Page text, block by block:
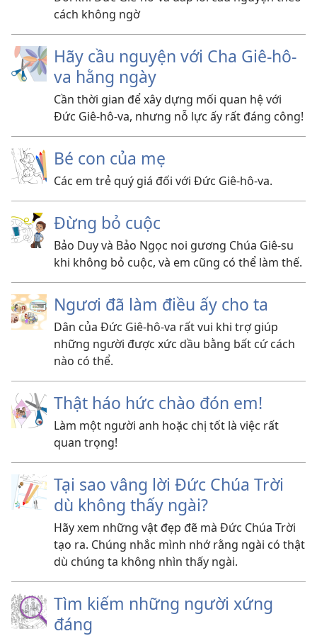
cách không ngờ
Hãy cầu nguyện với Cha Giê-hô-
va hằng ngày
Cần thời gian để xây dựng mối quan hệ với
Đức Giê-hô-va, nhưng nỗ lực ấy rất đáng công!
Bé con của mẹ
Các em trẻ quý giá đối với Đức Giê-hô-va.
Đừng bỏ cuộc
Bảo Duy và Bảo Ngọc noi gương Chúa Giê-su
khi không bỏ cuộc, và em cũng có thể làm thế.
Ngươi đã làm điều ấy cho ta
Dân của Đức Giê-hô-va rất vui khi trợ giúp
những người được xức dầu bằng bất cứ cách
nào có thể.
Thật háo hức chào đón em!
Làm một người anh hoặc chị tốt là việc rất
quan trọng!
Tại sao vâng lời Đức Chúa Trời
dù không thấy ngài?
Hãy xem những vật đẹp đẽ mà Đức Chúa Trời
tạo ra. Chúng nhắc mình nhớ rằng ngài có thật
dù chúng ta không nhìn thấy ngài.
Tìm kiếm những người xứng
đáng